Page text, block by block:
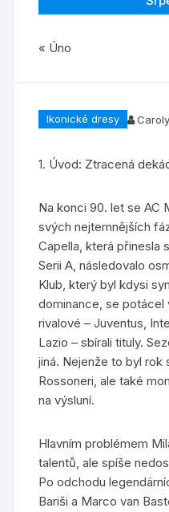
Ikonické dresy
1. Úvod: Ztracená
Na konci 90. let se AC
svých nejtemnějších
Capella, která přinesla
Serii A, následovalo
Klub, který byl kdysi
dominance, se potácel
rivalové – Juventus,
Lazio – sbírali tituly.
jiná. Nejenže to byl
Rossoneri, ale také
na výsluní.
Hlavním problémem
talentů, ale spíše
Po odchodu
Bariši a Marco van
« Úno